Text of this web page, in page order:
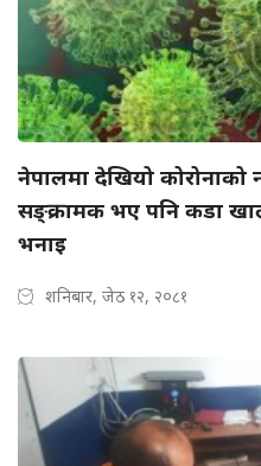
नेपालमा देखियो कोरोनाको
सङ्क्रामक भए पनि कडा
भनाइ
शनिबार, जेठ १२, २०८१